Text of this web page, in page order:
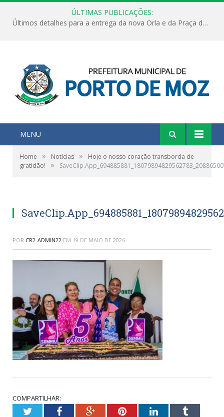
ÚLTIMAS PUBLICAÇÕES:
Últimos detalhes para a entrega da nova Orla e da Praça do Praião
MENU
Home » Notícias »
Hoje o nosso coração transborda de
gratidão!
»
POR CR2-ADMIN22 EM 19 DE MAIO DE 2026
COMPARTILHAR:
TwitterFacebookGoogle+PinterestLinkedInTumblr